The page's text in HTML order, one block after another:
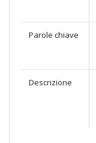
Parole chiave
Descrizione